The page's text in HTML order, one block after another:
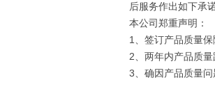
后服务作出如下承
本公司郑重声明：
1、签订产品质量
2、两年内产品质
3、确因产品质量